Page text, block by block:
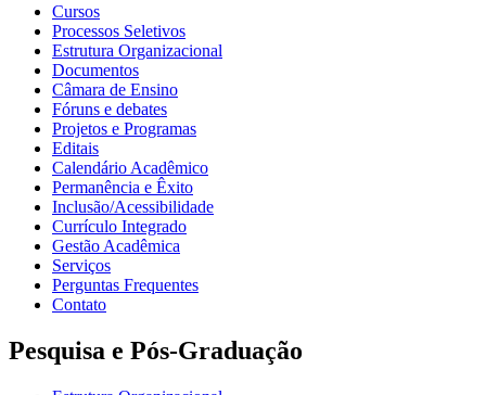
Cursos
Processos Seletivos
Estrutura Organizacional
Documentos
Câmara de Ensino
Fóruns e debates
Projetos e Programas
Editais
Calendário Acadêmico
Permanência e Êxito
Inclusão/Acessibilidade
Currículo Integrado
Gestão Acadêmica
Serviços
Perguntas Frequentes
Contato
Pesquisa e Pós-Graduação